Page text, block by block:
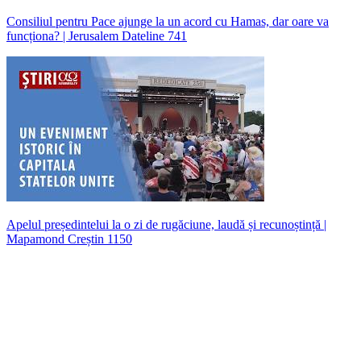
Consiliul pentru Pace ajunge la un acord cu Hamas, dar oare va
funcționa? | Jerusalem Dateline 741
Apelul președintelui la o zi de rugăciune, laudă și recunoștință |
Mapamond Creștin 1150